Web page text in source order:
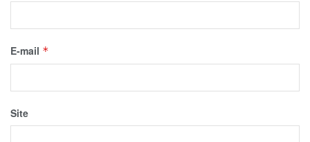
E-mail *
Site